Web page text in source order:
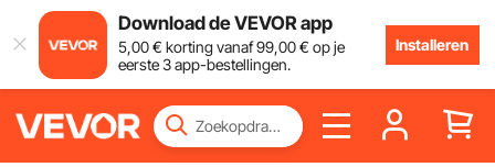
Download de VEVOR app
5,00€ korting vanaf99,00€ op je
eerste 3 app-bestellingen.
Installeren